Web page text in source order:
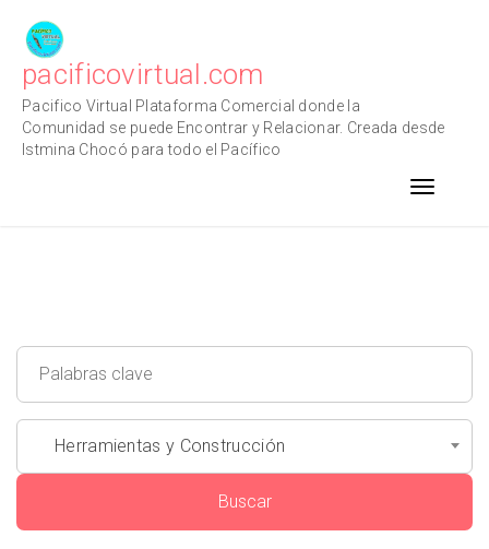
content
pacificovirtual.com
Pacifico Virtual Plataforma Comercial donde la
Comunidad se puede Encontrar y Relacionar. Creada desde
Istmina Chocó para todo el Pacífico
Toggle
Herramientas y Construcción
Buscar